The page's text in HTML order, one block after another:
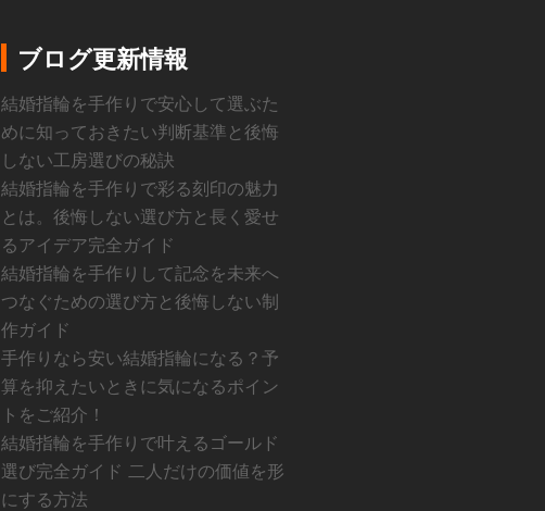
ブログ更新情報
結婚指輪を手作りで安心して選ぶた
めに知っておきたい判断基準と後悔
しない工房選びの秘訣
結婚指輪を手作りで彩る刻印の魅力
とは。後悔しない選び方と長く愛せ
るアイデア完全ガイド
結婚指輪を手作りして記念を未来へ
つなぐための選び方と後悔しない制
作ガイド
手作りなら安い結婚指輪になる？予
算を抑えたいときに気になるポイン
トをご紹介！
結婚指輪を手作りで叶えるゴールド
選び完全ガイド 二人だけの価値を形
にする方法